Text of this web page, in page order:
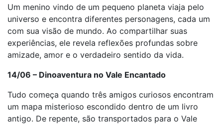
Um menino vindo de um pequeno planeta viaja pelo
universo e encontra diferentes personagens, cada um
com sua visão de mundo. Ao compartilhar suas
experiências, ele revela reflexões profundas sobre
amizade, amor e o verdadeiro sentido da vida.
14/06 – Dinoaventura no Vale Encantado
Tudo começa quando três amigos curiosos encontram
um mapa misterioso escondido dentro de um livro
antigo. De repente, são transportados para o Vale